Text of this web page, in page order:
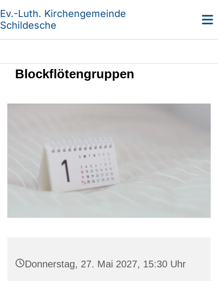
Ev.-Luth. Kirchengemeinde
Schildesche
Blockflötengruppen
Donnerstag, 27. Mai 2027, 15:30 Uhr